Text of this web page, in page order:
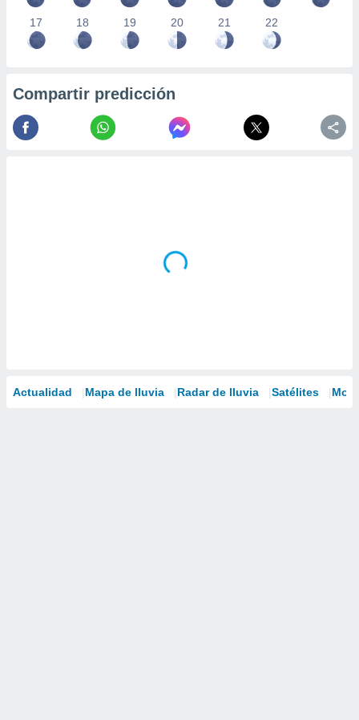
17 18 19 20 21 22
Compartir predicción
Actualidad Mapa de lluvia Radar de lluvia Satélites